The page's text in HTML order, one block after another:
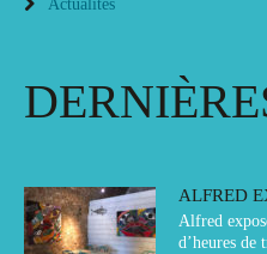
Actualités
ALFRED
Alfred
d’heures de